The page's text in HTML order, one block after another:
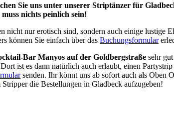
Sie uns unter unserer Striptänzer für
nichts peinlich sein!
nicht nur erotisch sind, sondern auch einige
können Sie einfach über das Buchungsformular
Bar Manyos auf der Goldbergstraße sehr
ist es dann natürlich auch erlaubt, einen
senden. Ihr könnt uns ab sofort auch als Oben
die Bestellungen in Gladbeck aufzugeben!